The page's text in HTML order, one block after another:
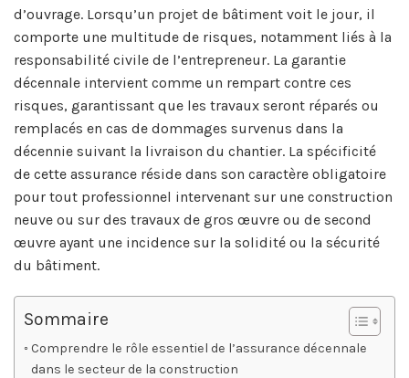
d’ouvrage. Lorsqu’un projet de bâtiment voit le jour, il
comporte une multitude de risques, notamment liés à la
responsabilité civile de l’entrepreneur. La garantie
décennale intervient comme un rempart contre ces
risques, garantissant que les travaux seront réparés ou
remplacés en cas de dommages survenus dans la
décennie suivant la livraison du chantier. La spécificité
de cette assurance réside dans son caractère obligatoire
pour tout professionnel intervenant sur une construction
neuve ou sur des travaux de gros œuvre ou de second
œuvre ayant une incidence sur la solidité ou la sécurité
du bâtiment.
Sommaire
Comprendre le rôle essentiel de l’assurance décennale
dans le secteur de la construction